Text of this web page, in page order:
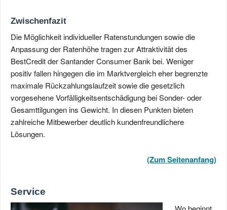
Zwischenfazit
Die Möglichkeit individueller Ratenstundungen sowie die
Anpassung der Ratenhöhe tragen zur Attraktivität des
BestCredit der Santander Consumer Bank bei. Weniger
positiv fallen hingegen die im Marktvergleich eher begrenzte
maximale Rückzahlungslaufzeit sowie die gesetzlich
vorgesehene Vorfälligkeitsentschädigung bei Sonder- oder
Gesamttilgungen ins Gewicht. In diesen Punkten bieten
zahlreiche Mitbewerber deutlich kundenfreundlichere
Lösungen.
(Zum Seitenanfang)
Service